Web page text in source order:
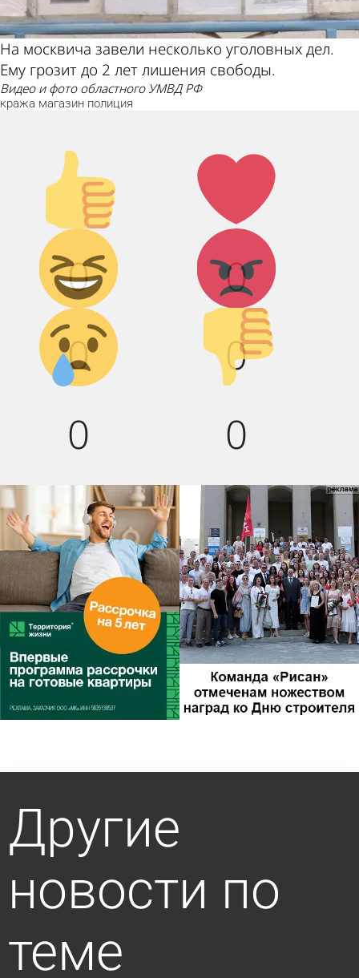
На москвича завели несколько уголовных дел.
Ему грозит до 2 лет лишения свободы.
видео и фото областного УМВД РФ
кража магазин полиция
Палец
вверх!
0
Лайк!
0
Дикий
смех!
0
Агрессия!
0
Грусть :(
0
Палец
вниз!
0
Другие
новости по
теме